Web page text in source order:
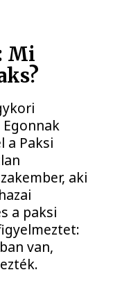
Mi
Egonnak
a Paksi
aki
a paksi
van,